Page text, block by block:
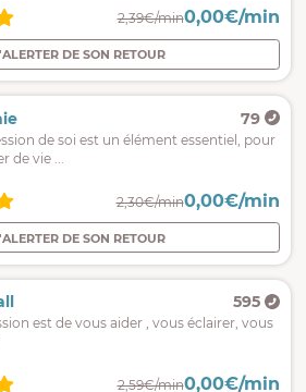
2,39€/min0,00€/min
DE SON RETOUR
79
de soi est un élément essentiel, pour
changer de vie ...
2,30€/min0,00€/min
DE SON RETOUR
595
est de vous aider , vous éclairer, vous
2,59€/min0,00€/min